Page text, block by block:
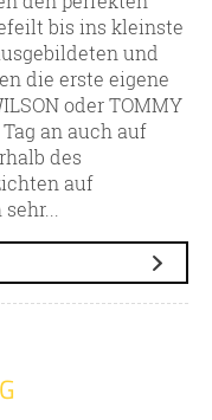
bis ins kleinste
und
die erste eigene
oder TOMMY
an auch auf
des
auf